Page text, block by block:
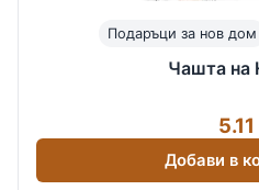
Подаръци за нов дом
Чашта на
Добави в